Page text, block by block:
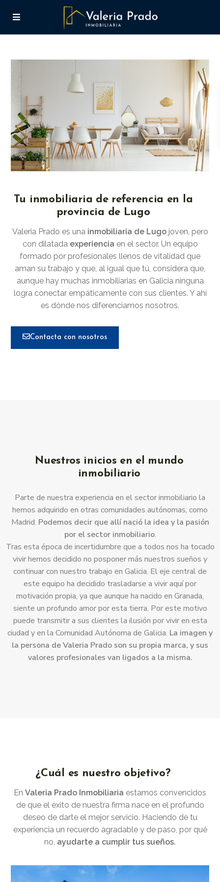
Tu inmobiliaria de referencia en la
provincia de Lugo
Valeria Prado es una inmobiliaria de Lugojoven, pero
con dilatada experiencia en el sector. Un equipo
formado por profesionales llenos de vitalidad que
aman su trabajo y que, al igual que tú, considera que,
aunque hay muchas inmobiliarias en Galicia ninguna
logra conectar empáticamente con sus clientes. Y ahí
es dónde nos diferenciamos nosotros.
Contacta con nosotros
Parte de nuestra experiencia en el sector inmobiliario la
hemos adquirido en otras comunidades autónomas, como
Madrid. Podemos decir que allí nació la idea y la pasión
por el sector inmobiliario.
Tras esta época de incertidumbre que a todos nos ha tocado
vivir hemos decidido no posponer más nuestros sueños y
continuar con nuestro trabajo en Galicia. El eje central de
este equipo ha decidido trasladarse a vivir aquí por
motivación propia, ya que aunque ha nacido en Granada,
siente un profundo amor por esta tierra. Por este motivo
puede transmitir a sus clientes la ilusión por vivir en esta
ciudad y en la Comunidad Autónoma de Galicia. La imagen y
la persona de Valeria Prado son su propia marca, y sus
valores profesionales van ligados a la misma.
Nuestros inicios en el mundo
inmobiliario
¿Cuál es nuestro objetivo?
En Valeria Prado Inmobiliaria estamos convencidos
de que el éxito de nuestra firma nace en el profundo
deseo de darte el mejor servicio. Haciendo de tu
experiencia un recuerdo agradable y de paso, por qué
no, ayudarte a cumplir tus sueños.